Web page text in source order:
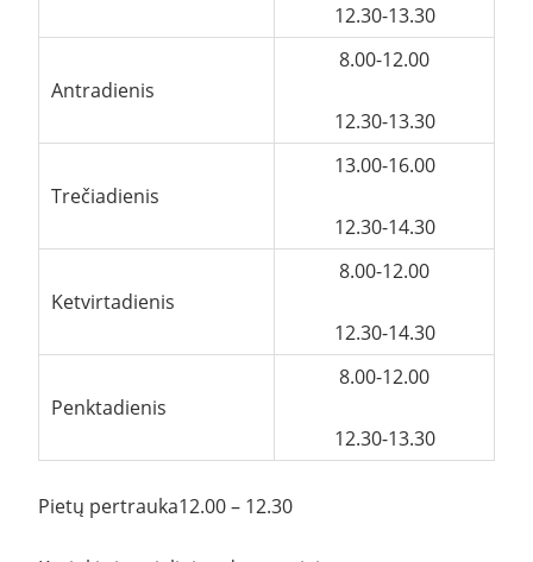
12.30-13.30
Antradienis
8.00-12.00
12.30-13.30
Trečiadienis
13.00-16.00
12.30-14.30
Ketvirtadienis
8.00-12.00
12.30-14.30
Penktadienis
8.00-12.00
12.30-13.30
Pietų pertrauka12.00 – 12.30